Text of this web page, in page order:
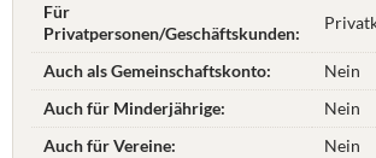
Für
Privatpersonen/Geschäftskunden:
Auch als Gemeinschaftskonto:
Nein
Auch für Minderjährige:
Nein
Auch für Vereine:
Nein